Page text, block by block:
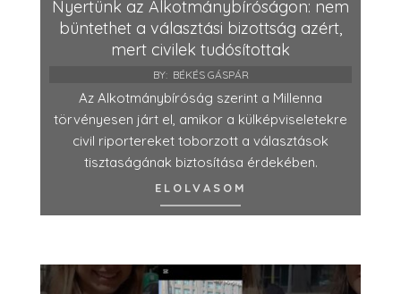
Nyertünk az Alkotmánybíróságon: nem
büntethet a választási bizottság azért,
mert civilek tudósítottak
BY: BÉKÉS GÁSPÁR
Az Alkotmánybíróság szerint a Millenna
törvényesen járt el, amikor a külképviseletekre
civil riportereket toborzott a választások
tisztaságának biztosítása érdekében.
ELOLVASOM